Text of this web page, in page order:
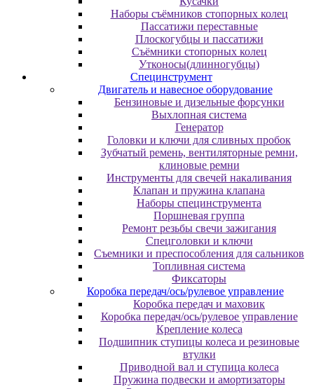
Наборы съёмников стопорных колец
Пассатижи переставные
Плоскогубцы и пассатижи
Съёмники стопорных колец
Утконосы(длинногубцы)
Специнструмент
Двигатель и навесное оборудование
Бензиновые и дизельные форсунки
Выхлопная система
Генератор
Головки и ключи для сливных пробок
Зубчатый ремень, вентиляторные ремни,
клиновые ремни
Инструменты для свечей накаливания
Клапан и пружина клапана
Наборы специнструмента
Поршневая группа
Ремонт резьбы свечи зажигания
Спецголовки и ключи
Съемники и преспособления для сальников
Топливная система
Фиксаторы
Коробка передач/ось/рулевое управление
Коробка передач и маховик
Коробка передач/ось/рулевое управление
Крепление колеса
Подшипник ступицы колеса и резиновые
втулки
Приводной вал и ступица колеса
Пружина подвески и амортизаторы